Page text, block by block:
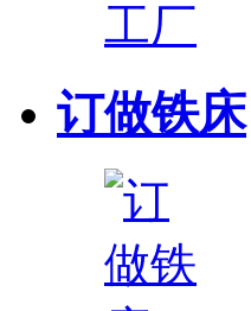
订做铁床